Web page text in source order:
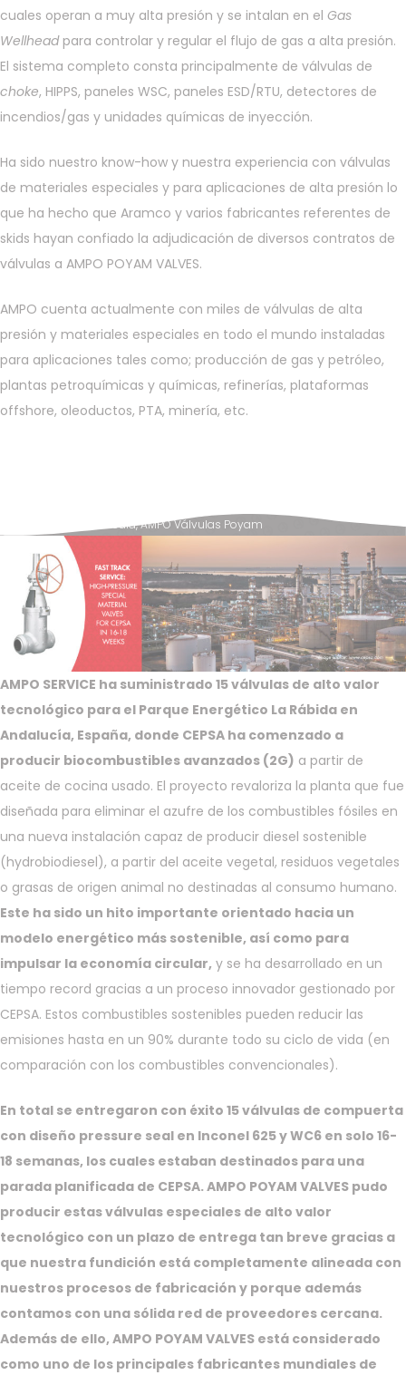
cuales operan a muy alta presión y se intalan en el Gas
Wellheadpara controlar y regular el flujo de gas a alta presión.
El sistema completo consta principalmente de válvulas de
choke, HIPPS, paneles WSC, paneles ESD/RTU, detectores de
incendios/gas y unidades químicas de inyección.
Ha sido nuestro know-how y nuestra experiencia con válvulas
de materiales especiales y para aplicaciones de alta presión lo
que ha hecho que Aramco y varios fabricantes referentes de
skids hayan confiado la adjudicación de diversos contratos de
válvulas a AMPO POYAM VALVES.
AMPO cuenta actualmente con miles de válvulas de alta
presión y materiales especiales en todo el mundo instaladas
para aplicaciones tales como; producción de gas y petróleo,
plantas petroquímicas y químicas, refinerías, plataformas
offshore, oleoductos, PTA, minería, etc.
News & Media,AMPO Válvulas Poyam
AMPO SERVICE ha suministrado 15 válvulas de alto valor
tecnológico para el Parque Energético La Rábida en
Andalucía, España, donde CEPSA ha comenzado a
producir biocombustibles avanzados (2G) a partir de
aceite de cocina usado. El proyecto revaloriza la planta que fue
diseñada para eliminar el azufre de los combustibles fósiles en
una nueva instalación capaz de producir diesel sostenible
(hydrobiodiesel), a partir del aceite vegetal, residuos vegetales
o grasas de origen animal no destinadas al consumo humano.
Este ha sido un hito importante orientado hacia un
modelo energético más sostenible, así como para
impulsar la economía circular, y se ha desarrollado en un
tiempo record gracias a un proceso innovador gestionado por
CEPSA. Estos combustibles sostenibles pueden reducir las
emisiones hasta en un 90% durante todo su ciclo de vida (en
comparación con los combustibles convencionales).
En total se entregaron con éxito 15 válvulas de compuerta
con diseño pressure seal en Inconel 625 y WC6 en solo 16-
18 semanas, los cuales estaban destinados para una
parada planificada de CEPSA. AMPO POYAM VALVES pudo
producir estas válvulas especiales de alto valor
tecnológico con un plazo de entrega tan breve gracias a
que nuestra fundición está completamente alineada con
nuestros procesos de fabricación y porque además
contamos con una sólida red de proveedores cercana.
Además de ello, AMPO POYAM VALVES está considerado
como uno de los principales fabricantes mundiales de